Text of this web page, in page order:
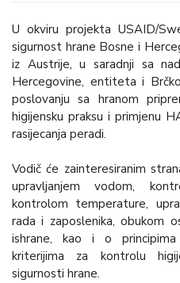
U okviru projekta USAID/
sigurnost hrane Bosne i
iz Austrije, u saradnji sa
Hercegovine, entiteta i
poslovanju sa hranom
higijensku praksu i primjenu
rasijecanja peradi.
Vodič će zainteresiranim
upravljanjem vodom,
kontrolom temperature,
rada i zaposlenika, obukom
ishrane, kao i o
kriterijima za kontrolu
sigurnosti hrane.